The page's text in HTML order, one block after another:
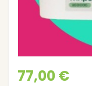
77,00 €